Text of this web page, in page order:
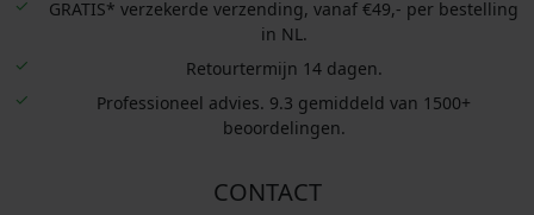
GRATIS* verzekerde verzending, vanaf €49,- per bestelling
in NL.
Retourtermijn 14 dagen.
Professioneel advies. 9.3 gemiddeld van 1500+
beoordelingen.
CONTACT